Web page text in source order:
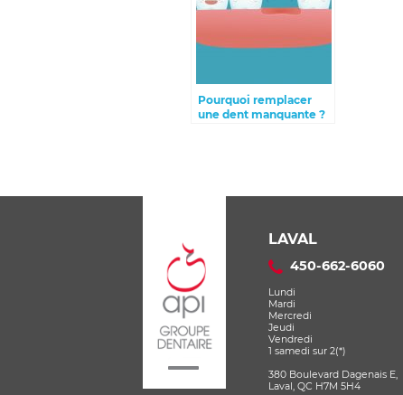
Pourquoi remplacer
une dent manquante ?
LAVAL
450-662-6060
Lundi
Mardi
Mercredi
Jeudi
Vendredi
1 samedi sur 2(*)
380 Boulevard Dagenais E,
Laval, QC H7M 5H4